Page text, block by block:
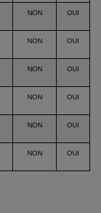
NON OUI
NON OUI
NON OUI
NON OUI
NON OUI
NON OUI